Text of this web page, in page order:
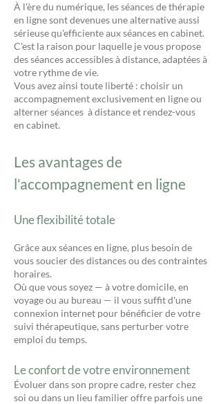
À l'ère du numérique, les séances de thérapie
en ligne sont devenues une alternative aussi
sérieuse qu'efficiente aux séances en cabinet.
C'est la raison pour laquelle je vous propose
des séances accessibles à distance, adaptées à
votre rythme de vie.
Vous avez ainsi toute liberté : choisir un
accompagnement exclusivement en ligne ou
alterner séances à distance et rendez-vous
en cabinet.
Les avantages de
l'accompagnement en ligne
Une flexibilité totale
Grâce aux séances en ligne, plus besoin de
vous soucier des distances ou des contraintes
horaires.
Où que vous soyez — à votre domicile, en
voyage ou au bureau — il vous suffit d'une
connexion internet pour bénéficier de votre
suivi thérapeutique, sans perturber votre
emploi du temps.
Le confort de votre environnement
Évoluer dans son propre cadre, rester chez
soi ou dans un lieu familier offre parfois une